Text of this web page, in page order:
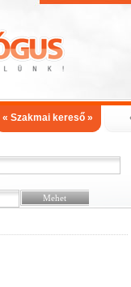
« Szakmai kereső »